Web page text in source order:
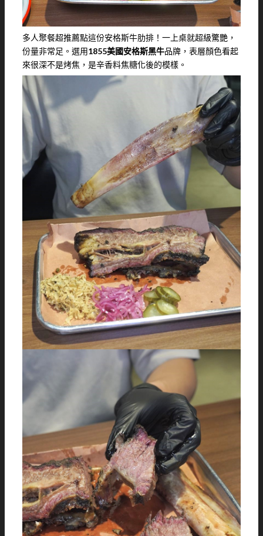
多人聚餐超推薦點這份安格斯牛肋排！一上桌就超級驚艷，
份量非常足。選用1855美國安格斯黑牛品牌，表層顏色看起
來很深不是烤焦，是辛香料焦糖化後的模樣。